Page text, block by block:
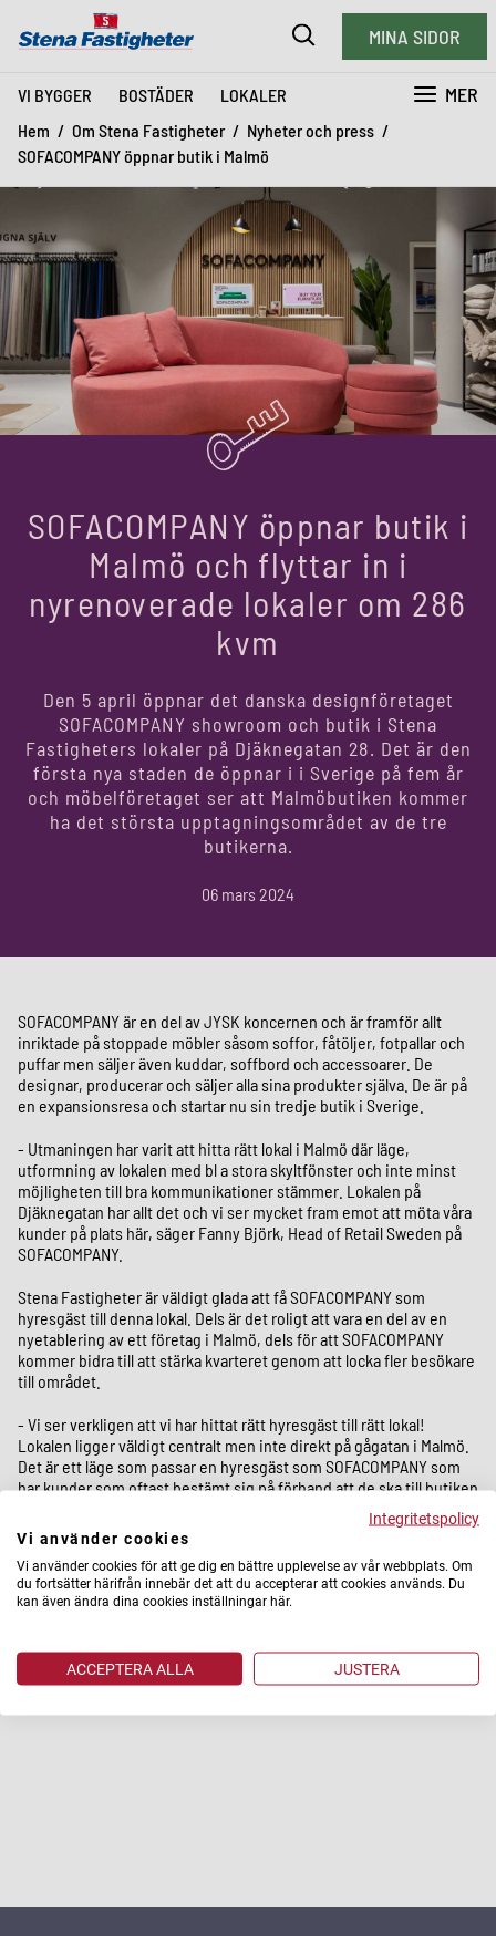
VI BYGGER BOSTÄDER LOKALER MER
MINA SIDOR
Hem Om Stena Fastigheter
Nyheter och press
SOFACOMPANY öppnar butik i Malmö
SOFACOMPANY öppnar butik i
Malmö och flyttar in i
nyrenoverade lokaler om 286
kvm
Den 5 april öppnar det danska designföretaget
SOFACOMPANY showroom och butik i Stena
Fastigheters lokaler på Djäknegatan 28. Det är den
första nya staden de öppnar i i Sverige på fem år
och möbelföretaget ser att Malmöbutiken kommer
ha det största upptagningsområdet av de tre
butikerna.
06 mars 2024
SOFACOMPANY är en del av JYSK koncernen och är framför allt
inriktade på stoppade möbler såsom soffor, fåtöljer, fotpallar och
puffar men säljer även kuddar, soffbord och accessoarer. De
designar, producerar och säljer alla sina produkter själva. De är på
en expansionsresa och startar nu sin tredje butik i Sverige.
- Utmaningen har varit att hitta rätt lokal i Malmö där läge,
utformning av lokalen med bl a stora skyltfönster och inte minst
möjligheten till bra kommunikationer stämmer. Lokalen på
Djäknegatan har allt det och vi ser mycket fram emot att möta våra
kunder på plats här, säger Fanny Björk, Head of Retail Sweden på
SOFACOMPANY.
Stena Fastigheter är väldigt glada att få SOFACOMPANY som
hyresgäst till denna lokal. Dels är det roligt att vara en del av en
nyetablering av ett företag i Malmö, dels för att SOFACOMPANY
kommer bidra till att stärka kvarteret genom att locka fler besökare
till området.
- Vi ser verkligen att vi har hittat rätt hyresgäst till rätt lokal!
Lokalen ligger väldigt centralt men inte direkt på gågatan i Malmö.
Det är ett läge som passar en hyresgäst som SOFACOMPANY som
har kunder som oftast bestämt sig på förhand att de ska till butiken
- en så kallad destination, säger Kasia Ljungberg, kommersiell
fastighetschef på Stena Fastigheter Malmö AB.
Lokalen håller just nu på att justeras lite för att bättre passa
SOFACOMPANYs behov av att kunna bygga upp lite olika
inredningsmiljöer i lokalen. Den 5 april är det dock dags att slå upp
öppningsvecka där besökarna varje dag kommer kunna vinna en
Integritetspolicy
Vi använder cookies
Vi använder cookies för att ge dig en bättre upplevelse av vår webbplats. Om
du fortsätter härifrån innebär det att du accepterar att cookies används. Du
kan även ändra dina cookies inställningar här.
ACCEPTERA ALLA JUSTERA